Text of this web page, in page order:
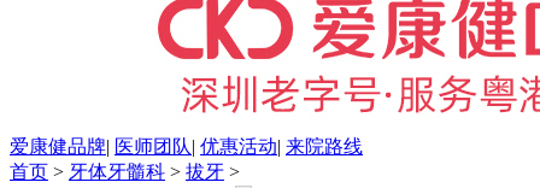
爱康健品牌| 医师团队| 优惠活动| 来院路线
首页 > 牙体牙髓科 > 拔牙 >